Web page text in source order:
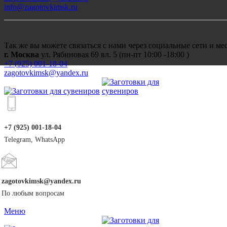
info@zagotovkimsk.ru
Так же вы можете связаться с нами через социальные сети и
г. Москва ул. Рябиновая 69 вл. 5 (пн-пт 10:00 -18:00 )
+7 (925) 001-18-04
zagotovkimsk@yandex.ru
+7 (925) 001-18-04
Telegram, WhatsApp
zagotovkimsk@yandex.ru
По любым вопросам
Меню